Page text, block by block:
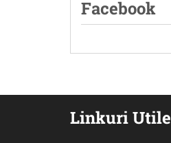
Facebook
Linkuri Utile